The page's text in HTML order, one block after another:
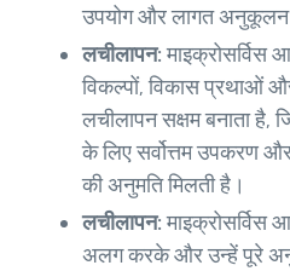
उपयोग और लागत अनुकूलन
लचीलापन:माइक्रोसर्विस
विकल्पों, विकास प्रथाओं
लचीलापन सक्षम बनाता है,
के लिए सर्वोत्तम उपकरण
की अनुमति मिलती है।
लचीलापन:माइक्रोसर्विस
अलग करके और उन्हें पूरे